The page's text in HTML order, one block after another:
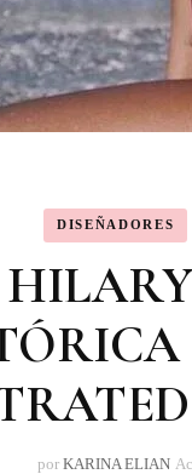
DISEÑADORES
por KARINA ELIAN